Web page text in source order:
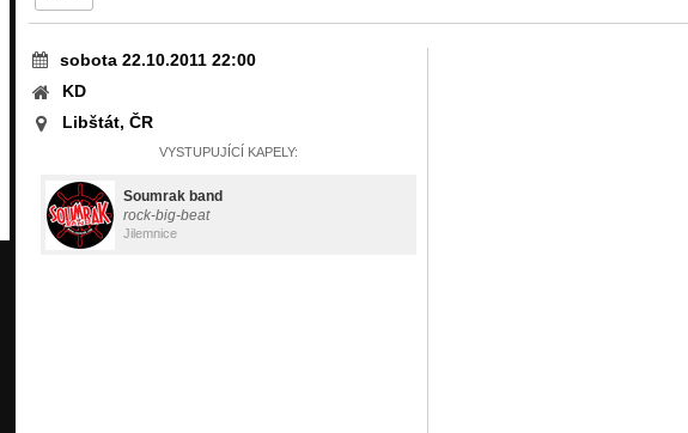
sobota 22.10.2011 22:00
KD
Libštát, ČR
VYSTUPUJÍCÍ KAPELY:
Soumrak band
rock-big-beat
Jilemnice